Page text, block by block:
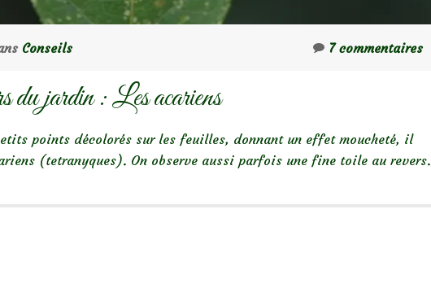
Conseils 7 commentaires
du jardin : Les acariens
points décolorés sur les feuilles, donnant un effet moucheté, il
(tetranyques). On observe aussi parfois une fine toile au revers.